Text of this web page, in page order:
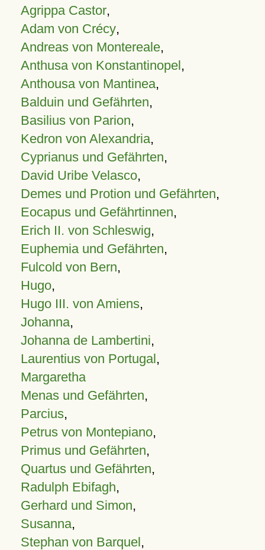
Agrippa Castor,
Adam von Crécy,
Andreas von Montereale,
Anthusa von Konstantinopel,
Anthousa von Mantinea,
Balduin und Gefährten,
Basilius von Parion,
Kedron von Alexandria,
Cyprianus und Gefährten,
David Uribe Velasco,
Demes und Protion und Gefährten,
Eocapus und Gefährtinnen,
Erich II. von Schleswig,
Euphemia und Gefährten,
Fulcold von Bern,
Hugo,
Hugo III. von Amiens,
Johanna,
Johanna de Lambertini,
Laurentius von Portugal,
Margaretha
Menas und Gefährten,
Parcius,
Petrus von Montepiano,
Primus und Gefährten,
Quartus und Gefährten,
Radulph Ebifagh,
Gerhard und Simon,
Susanna,
Stephan von Barquel,